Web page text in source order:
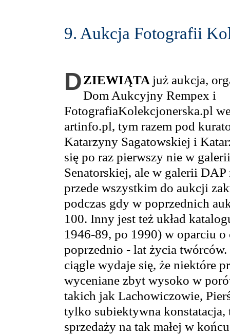
9. Aukcja Fotografii
DZIEWIĄTA już aukcja,
Dom Aukcyjny Rempex i
FotografiaKolekcjonerska.pl
artinfo.pl, tym razem pod
Katarzyny Sagatowskiej i
się po raz pierwszy nie w
Senatorskiej, ale w galerii
przede wszystkim do aukcji
podczas gdy w poprzednich
100. Inny jest też układ
1946-89, po 1990) w oparciu o
poprzednio - lat życia twórców.
ciągle wydaje się, że niektóre
wyceniane zbyt wysoko w
takich jak Lachowiczowie,
tylko subiektywna
sprzedaży na tak małej w